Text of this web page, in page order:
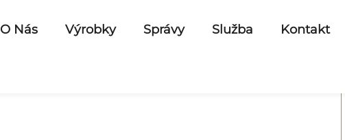
O Nás Výrobky Správy Služba Kontakt